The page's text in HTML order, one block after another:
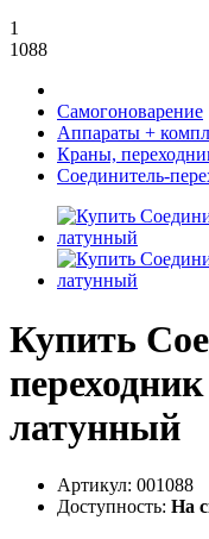
1
1088
Самогоноварение
Аппараты +
Краны,
Соединитель-
Купить
латунный
Артикул: 001088
Доступность: На